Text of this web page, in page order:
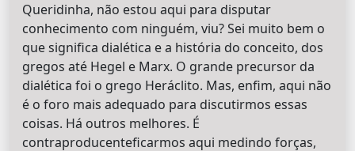
Queridinha, não estou aqui para disputar
conhecimento com ninguém, viu? Sei muito bem o
que significa dialética e a história do conceito, dos
gregos até Hegel e Marx. O grande precursor da
dialética foi o grego Heráclito. Mas, enfim, aqui não
é o foro mais adequado para discutirmos essas
coisas. Há outros melhores. É
contraproducenteficarmos aqui medindo forças,